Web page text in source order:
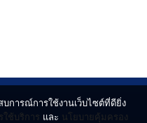
การณ์การใช้งานเว็บไซต์ที่ดียิ่ง
ใช้บริการ และ นโยบายคุ้มครอง